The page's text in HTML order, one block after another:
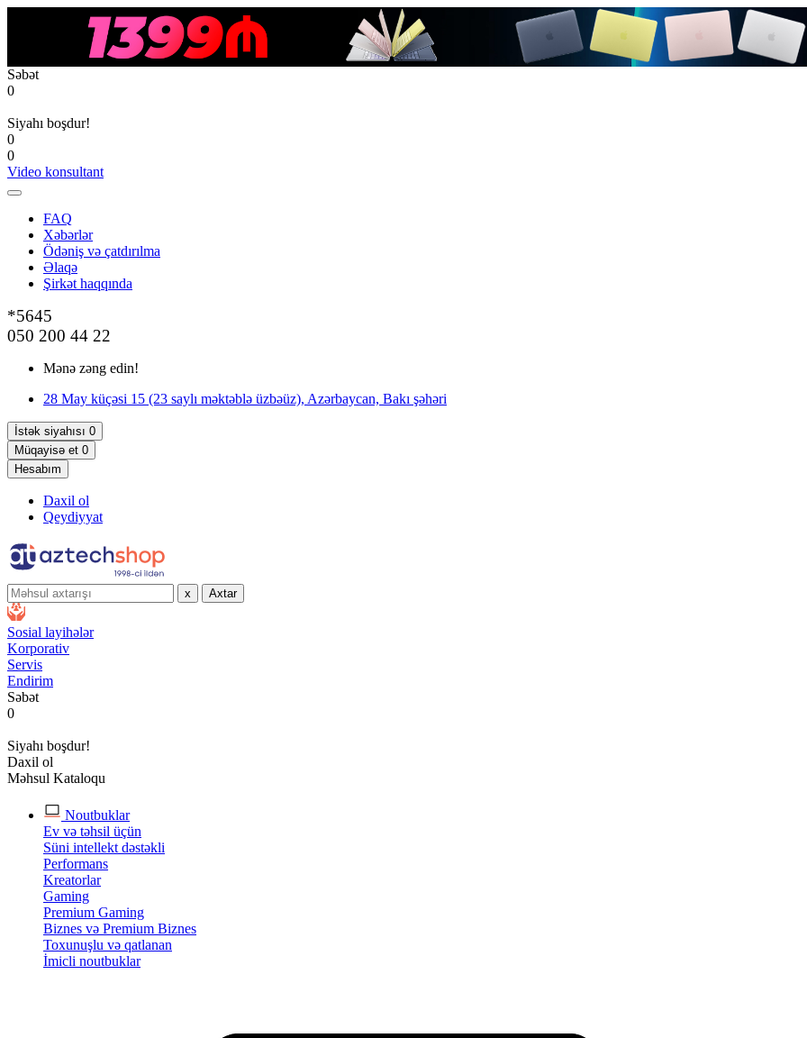
Səbət
0
Siyahı boşdur!
0
0
Video konsultant
FAQ
Xəbərlər
Ödəniş və çatdırılma
Əlaqə
Şirkət haqqında
*5645
050 200 44 22
Mənə zəng edin!
28 May küçəsi 15 (23 saylı məktəblə üzbəüz), Azərbaycan, Bakı şəhəri
İstək siyahısı 0
Müqayisə et 0
Hesabım
Daxil ol
Qeydiyyat
x Axtar
Sosial layihələr
Korporativ
Servis
Endirim
Səbət
0
Siyahı boşdur!
Daxil ol
Məhsul Kataloqu
Noutbuklar
Ev və təhsil üçün
Süni intellekt dəstəkli
Performans
Kreatorlar
Gaming
Premium Gaming
Biznes və Premium Biznes
Toxunuşlu və qatlanan
İmicli noutbuklar